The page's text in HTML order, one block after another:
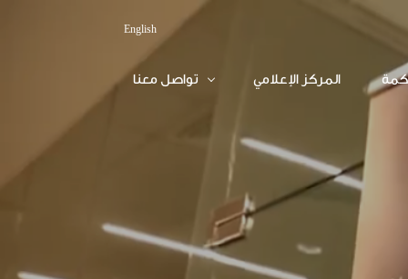
English
المركز الإعلامي تواصل معنا